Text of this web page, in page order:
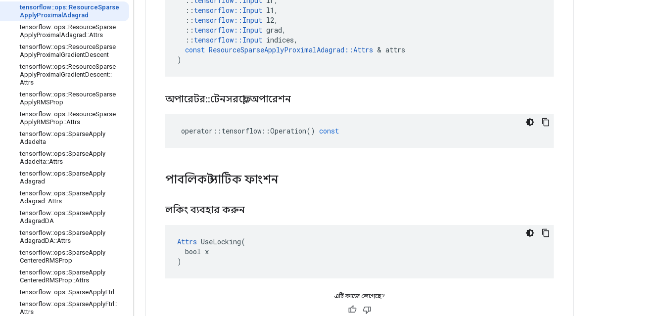
tensorflow::ops::ResourceSparse
ApplyProximal Adagrad
tensorflow::ops::ResourceSparse
ApplyProximal Adagrad ::Attrs
tensorflow::ops::ResourceSparse
ApplyProximal GradientDescent
tensorflow::ops::ResourceSparse
ApplyProximal GradientDescent::
Attrs
tensorflow::ops::ResourceSparse
ApplyRMSProp
tensorflow::ops::ResourceSparse
ApplyRMSProp::Attrs
tensorflow::ops::SparseApply
Adadelta
tensorflow::ops::SparseApply
Adadelta::Attrs
tensorflow::ops::SparseApply
Adagrad
tensorflow::ops::SparseApply
Adagrad ::Attrs
tensorflow::ops::SparseApply
AdagradDA
tensorflow::ops::SparseApply
AdagradDA::Attrs
tensorflow::ops::SparseApply
CenteredRMSProp
tensorflow::ops::SparseApply
CenteredRMSProp::Attrs
tensorflow::ops::SparseApplyFtrl
tensorflow::ops::SparseApplyFtrl ::
Attrs
:: tensorflow :: Input l1 ,
:: tensorflow :: Input l2,
:: tensorflow :: Input grad,
:: tensorflow :: Input indices,
const ResourceSparseApplyProximalAdagrad ::Attrs & attrs
)
অপারেটর::টেনসরফ্লো::অপারেশন
operator :: tensorflow ::Operation() const
পাবলিক স্ট্যাটিক ফাংশন
লকিং ব্যবহার করুন
Attrs UseLocking(
  bool x
)
এটি কাজে লেগেছে?